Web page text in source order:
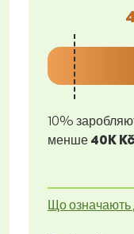
10%
менше 40K Kč
Що означають